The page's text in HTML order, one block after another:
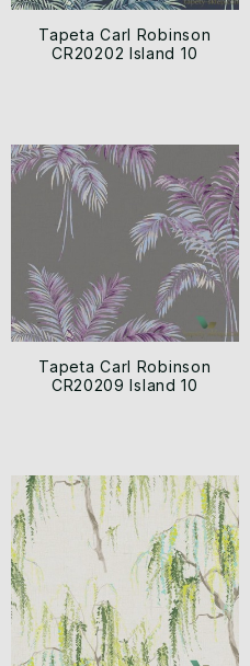
Tapeta Carl Robinson
CR20202 Island 10
Tapeta Carl Robinson
CR20209 Island 10